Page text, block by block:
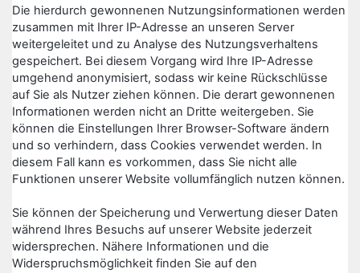
Die hierdurch gewonnenen Nutzungsinformationen werden
zusammen mit Ihrer IP-Adresse an unseren Server
weitergeleitet und zu Analyse des Nutzungsverhaltens
gespeichert. Bei diesem Vorgang wird Ihre IP-Adresse
umgehend anonymisiert, sodass wir keine Rückschlüsse
auf Sie als Nutzer ziehen können. Die derart gewonnenen
Informationen werden nicht an Dritte weitergeben. Sie
können die Einstellungen Ihrer Browser-Software ändern
und so verhindern, dass Cookies verwendet werden. In
diesem Fall kann es vorkommen, dass Sie nicht alle
Funktionen unserer Website vollumfänglich nutzen können.
Sie können der Speicherung und Verwertung dieser Daten
während Ihres Besuchs auf unserer Website jederzeit
widersprechen. Nähere Informationen und die
Widerspruchsmöglichkeit finden Sie auf den